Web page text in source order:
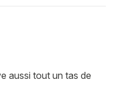
aussi tout un tas de